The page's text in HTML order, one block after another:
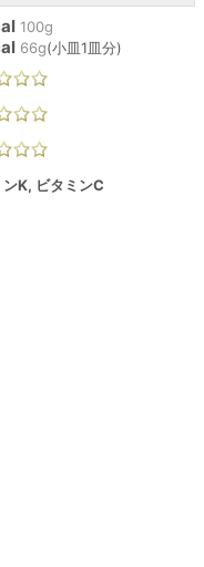
100g
66g(小皿1皿分)
ンK, ビタミンC